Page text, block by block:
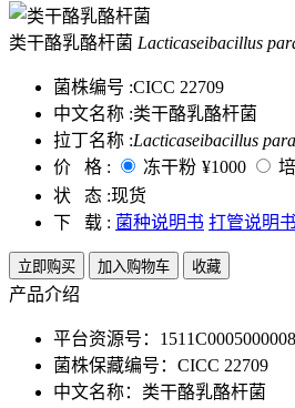
类干酪乳酪杆菌 Lacticaseibacillus
菌株编号 :CICC 22709
中文名称 :类干酪乳酪杆菌
拉丁名称 :Lacticaseibacillus
价 格 :
冻干粉 ¥1000
状 态 :现货
下 载 : 菌种说明书 打管说明书
立即购买 加入购物车 收藏
产品介绍
平台资源号：
菌株保藏编号：CICC 22709
中文名称：类干酪乳酪杆菌